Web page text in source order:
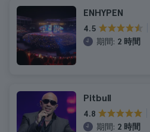
ENHYPEN
4.5
期間: 2 時間
Pitbull
4.8
期間: 2 時間